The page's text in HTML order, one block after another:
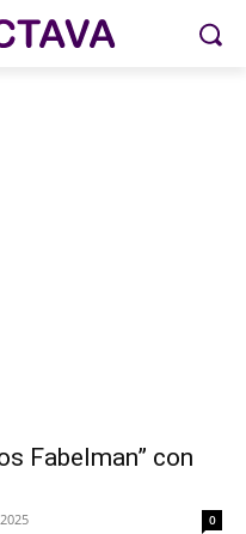
Fabelman” con
0